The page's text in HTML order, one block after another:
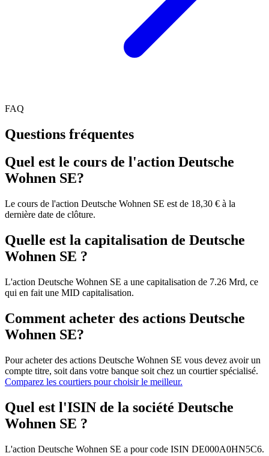
FAQ
Questions fréquentes
Quel est le cours de l'action Deutsche
Wohnen SE?
Le cours de l'action Deutsche Wohnen SE est de 18,30 € à la
dernière date de clôture.
Quelle est la capitalisation de Deutsche
Wohnen SE ?
L'action Deutsche Wohnen SE a une capitalisation de 7.26 Mrd, ce
qui en fait une MID capitalisation.
Comment acheter des actions Deutsche
Wohnen SE?
Pour acheter des actions Deutsche Wohnen SE vous devez avoir un
compte titre, soit dans votre banque soit chez un courtier spécialisé.
Comparez les courtiers pour choisir le meilleur.
Quel est l'ISIN de la société Deutsche
Wohnen SE ?
L'action Deutsche Wohnen SE a pour code ISIN DE000A0HN5C6.